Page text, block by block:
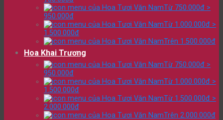
Từ 750.000đ >
950.000đ
Từ 1.000.000đ >
1.500.000đ
Trên 1.500.000đ
Hoa Khai Trương
Từ 750.000đ >
950.000đ
Từ 1.000.000đ >
1.500.000đ
Từ 1.500.000đ >
2.000.000đ
Trên 2.000.000đ